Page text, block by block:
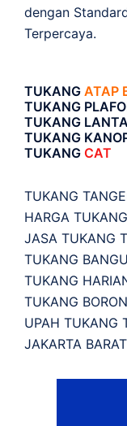
dengan
Terpercaya.
TUKANG ATAP
TUKANG
TUKANG
TUKANG
TUKANG CAT
TUKANG
HARGA
JASA TUKANG
TUKANG
TUKANG
TUKANG
UPAH TUKANG
JAKARTA BARAT